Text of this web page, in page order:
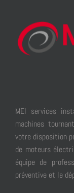
MEI services
machines
votre disposition
de moteurs
équipe de
préventive et le